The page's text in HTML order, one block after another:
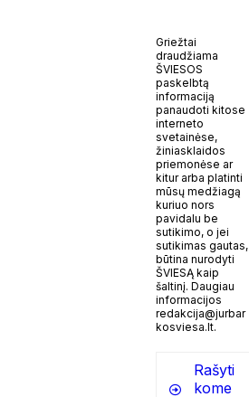
Griežtai
draudžiama
ŠVIESOS
paskelbtą
informaciją
panaudoti kitose
interneto
svetainėse,
žiniasklaidos
priemonėse ar
kitur arba platinti
mūsų medžiagą
kuriuo nors
pavidalu be
sutikimo, o jei
sutikimas gautas,
būtina nurodyti
ŠVIESĄ kaip
šaltinį. Daugiau
informacijos
redakcija@jurbar
kosviesa.lt.
Rašyti
kome